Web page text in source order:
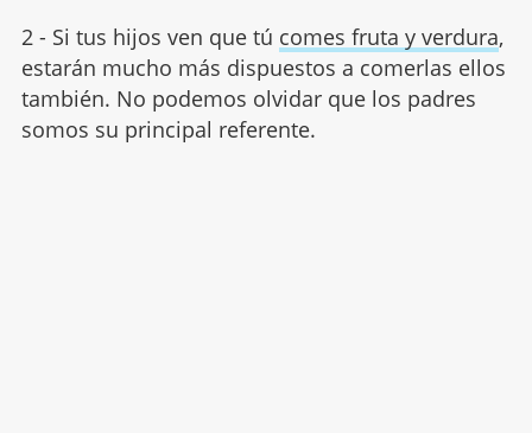
2 - Si tus hijos ven que tú comes fruta y verdura,
estarán mucho más dispuestos a comerlas ellos
también. No podemos olvidar que los padres
somos su principal referente.